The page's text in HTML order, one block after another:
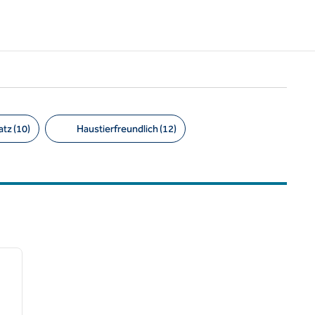
(10) Haustierfreundlich (12)
nächstes Bild